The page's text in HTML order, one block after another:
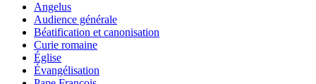
Angelus
Audience générale
Béatification et canonisation
Curie romaine
Église
Évangélisation